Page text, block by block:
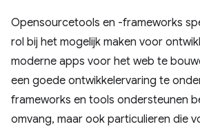
Opensourcetools en -frameworks
rol bij het mogelijk maken voor
moderne apps voor het web te
een goede ontwikkelervaring te
frameworks en tools ondersteunen
omvang, maar ook particulieren die